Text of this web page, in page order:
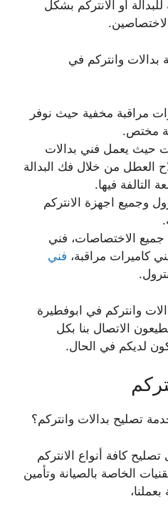
أو الانتركم بشكل
وانتركم في
مراقبة مخفية حيث نوفر
مختص.
حيث يعمل فني بدالات
العطل من خلال فك البدالة
التالفة فيها.
وجميع اجهزة الانتركم
الاختصاصات، فني
كاميرات مراقبة، فني
وانتركم في ابوفطيرة
الاتصال بنا بكل
لديكم في الحال.
تصليح بدالات وانتركم؟
كافة أنواع الانتركم
الخاصة بالصيانة وتأمين